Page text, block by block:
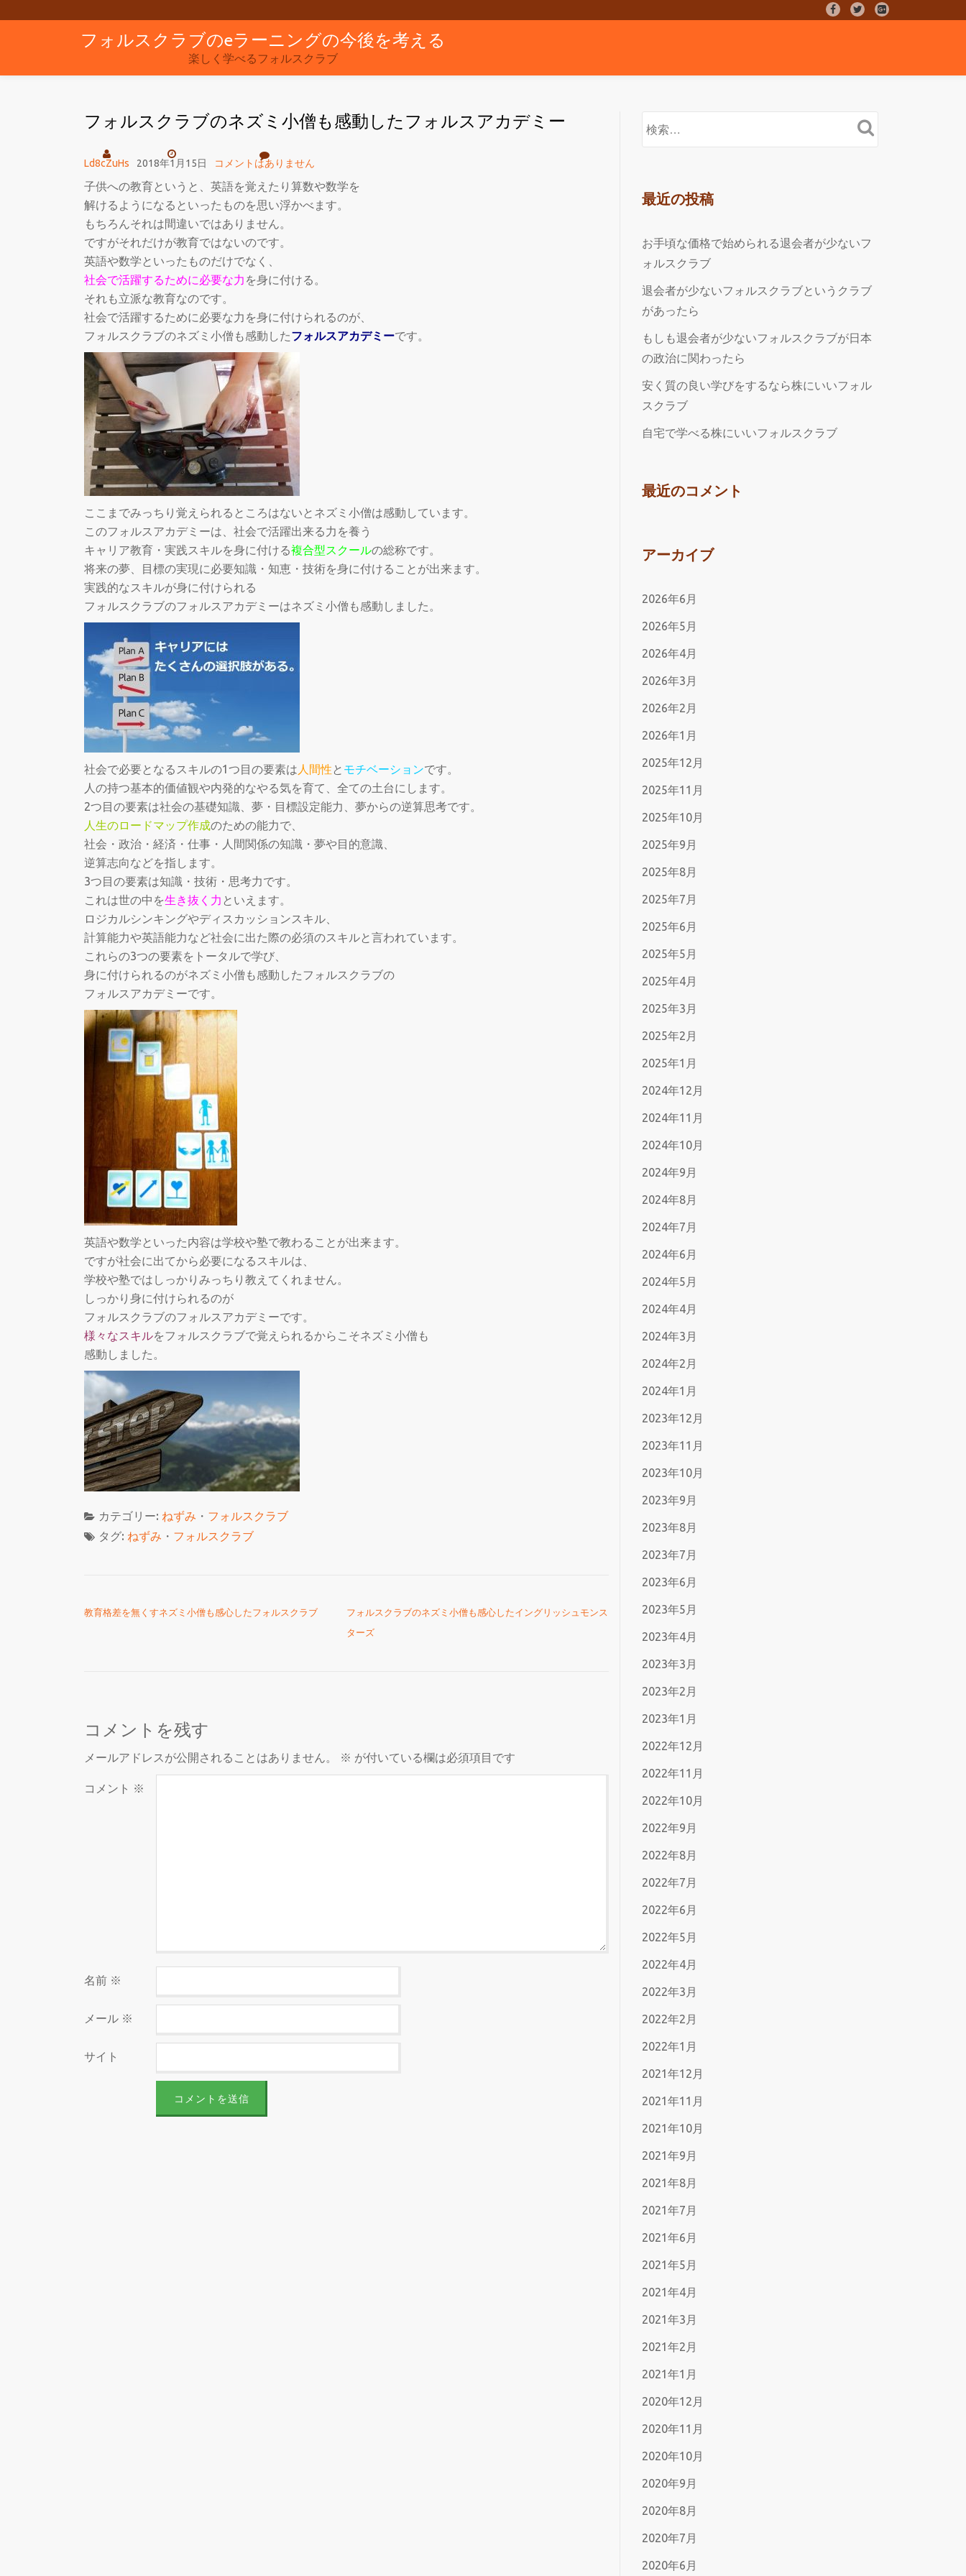
テ
fa-
fa-
fa-
フォルスクラブのeラーニングの今後を考える
楽しく学べるフォルスクラブ
フォルスクラブのネズミ小僧も感動したフォルスアカデミー
Ld8cZuHs 2018年1月15日 コメントはありません
子供への教育というと、英語を覚えたり算数や数学を
解けるようになるといったものを思い浮かべます。
もちろんそれは間違いではありません。
ですがそれだけが教育ではないのです。
英語や数学といったものだけでなく、
社会で活躍するために必要な力 を身に付ける。
それも立派な教育なのです。
社会で活躍するために必要な力を身に付けられるのが、
フォルスクラブのネズミ小僧も感動したフォルスアカデミーです。
ここまでみっちり覚えられるところはないとネズミ小僧は感動しています。
このフォルスアカデミーは、社会で活躍出来る力を養う
キャリア教育・実践スキルを身に付ける複合型スクールの総称です。
将来の夢、目標の実現に必要知識・知恵・技術を身に付けることが出来ます。
実践的なスキルが身に付けられる
フォルスクラブのフォルスアカデミーはネズミ小僧も感動しました。
社会で必要となるスキルの1つ目の要素は 人間性 と モチベーションです。
人の持つ基本的価値観や内発的なやる気を育て、全ての土台にします。
2つ目の要素は社会の基礎知識、夢・目標設定能力、夢からの逆算思考です。
人生のロードマップ作成のための能力で、
社会・政治・経済・仕事・人間関係の知識・夢や目的意識、
逆算志向などを指します。
3つ目の要素は知識・技術・思考力です。
これは世の中を生き抜く力 といえます。
ロジカルシンキングやディスカッションスキル、
計算能力や英語能力など社会に出た際の必須のスキルと言われています。
これらの3つの要素をトータルで学び、
身に付けられるのがネズミ小僧も感動したフォルスクラブの
フォルスアカデミーです。
英語や数学といった内容は学校や塾で教わることが出来ます。
ですが社会に出てから必要になるスキルは、
学校や塾ではしっかりみっちり教えてくれません。
しっかり身に付けられるのが
フォルスクラブのフォルスアカデミーです。
様々なスキルをフォルスクラブで覚えられるからこそネズミ小僧も
感動しました。
カテゴリー: ねずみ ・ フォルスクラブ
タグ: ねずみ ・ フォルスクラブ
教育格差を無くすネズミ小僧も感心したフォルスクラブ
フォルスクラブのネズミ小僧も感心したイングリッシュモンス
ターズ
コメントを残す
メールアドレスが公開されることはありません。 ※ が付いている欄は必須項目です
コメント ※
名前 ※
メール ※
サイト
最近の投稿
お手頃な価格で始められる退会者が少ないフ
ォルスクラブ
退会者が少ないフォルスクラブというクラブ
があったら
もしも退会者が少ないフォルスクラブが日本
の政治に関わったら
安く質の良い学びをするなら株にいいフォル
スクラブ
自宅で学べる株にいいフォルスクラブ
最近のコメント
アーカイブ
2026年6月
2026年5月
2026年4月
2026年3月
2026年2月
2026年1月
2025年12月
2025年11月
2025年10月
2025年9月
2025年8月
2025年7月
2025年6月
2025年5月
2025年4月
2025年3月
2025年2月
2025年1月
2024年12月
2024年11月
2024年10月
2024年9月
2024年8月
2024年7月
2024年6月
2024年5月
2024年4月
2024年3月
2024年2月
2024年1月
2023年12月
2023年11月
2023年10月
2023年9月
2023年8月
2023年7月
2023年6月
2023年5月
2023年4月
2023年3月
2023年2月
2023年1月
2022年12月
2022年11月
2022年10月
2022年9月
2022年8月
2022年7月
2022年6月
2022年5月
2022年4月
2022年3月
2022年2月
2022年1月
2021年12月
2021年11月
2021年10月
2021年9月
2021年8月
2021年7月
2021年6月
2021年5月
2021年4月
2021年3月
2021年2月
2021年1月
2020年12月
2020年11月
2020年10月
2020年9月
2020年8月
2020年7月
2020年6月